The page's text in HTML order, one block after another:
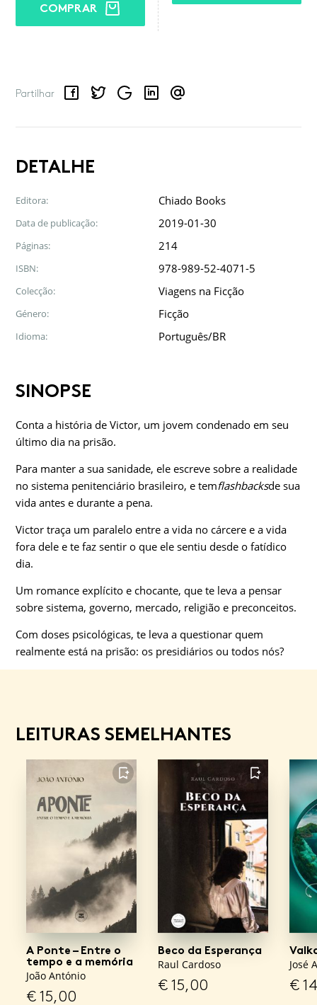
COMPRAR
Partilhar
FacebookTwitterGoogle LinkedInEmail
DETALHE
Editora: Chiado Books
Data de publicação: 2019-01-30
Páginas: 214
ISBN: 978-989-52-4071-5
Colecção: Viagens na Ficção
Género: Ficção
Idioma: Português/BR
SINOPSE
Conta a história de Victor, um jovem condenado em seu
último dia na prisão.
Para manter a sua sanidade, ele escreve sobre a realidade
no sistema penitenciário brasileiro, e temflashbacksde sua
vida antes e durante a pena.
Victor traça um paralelo entre a vida no cárcere e a vida
fora dele e te faz sentir o que ele sentiu desde o fatídico
dia.
Um romance explícito e chocante, que te leva a pensar
sobre sistema, governo, mercado, religião e preconceitos.
Com doses psicológicas, te leva a questionar quem
realmente está na prisão: os presidiários ou todos nós?
LEITURAS SEMELHANTES
FAVORITO
A Ponte – Entre o
tempo e a memória
João António
€15,00
FAVORITO
Beco da Esperança
Raul Cardoso
€15,00
José
€